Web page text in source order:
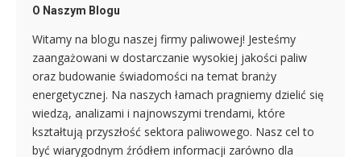
O Naszym Blogu
Witamy na blogu naszej firmy paliwowej! Jesteśmy
zaangażowani w dostarczanie wysokiej jakości paliw
oraz budowanie świadomości na temat branży
energetycznej. Na naszych łamach pragniemy dzielić się
wiedzą, analizami i najnowszymi trendami, które
kształtują przyszłość sektora paliwowego. Nasz cel to
być wiarygodnym źródłem informacji zarówno dla